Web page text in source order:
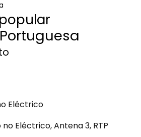
Eléctrico
Eléctrico, Antena 3, RTP